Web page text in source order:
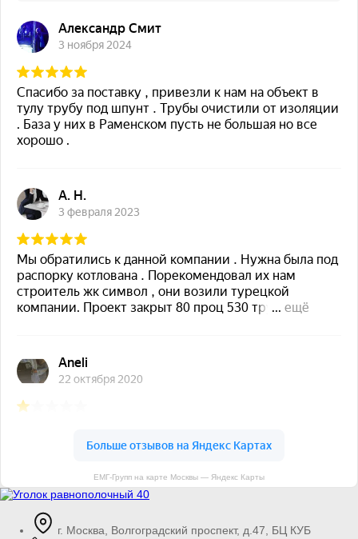
ЕМГ-Групп на карте Москвы — Яндекс Карты
г. Москва, Волгоградский проспект, д.47, БЦ КУБ